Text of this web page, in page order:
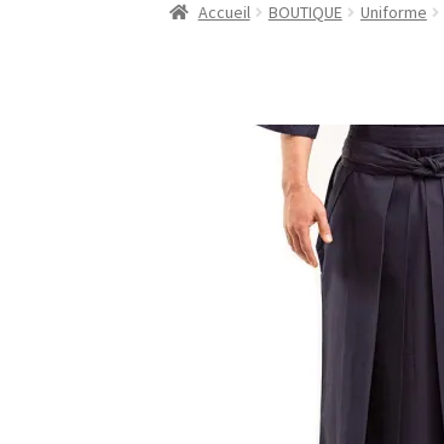
Accueil BOUTIQUE Uniforme